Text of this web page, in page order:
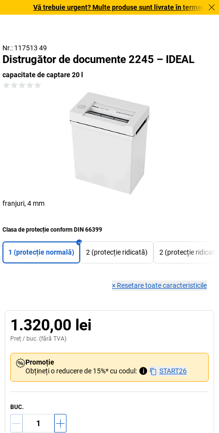
Vă trebuie urgent? Multe produse sunt livrate în termen de o
Nr.: 117513 49
Distrugător de documente 2245 – IDEAL
capacitate de captare 20 l
franjuri, 4 mm
Clasa de protecție conform DIN 66399
1 (protecție normală) 2 (protecție ridicată) 2 (protecție
× Resetare toate caracteristicile
1.320,00 lei
Preț / buc. (fără TVA)
Promoție
Obțineți o reducere de 15%* cu codul:
i START26
BUC.